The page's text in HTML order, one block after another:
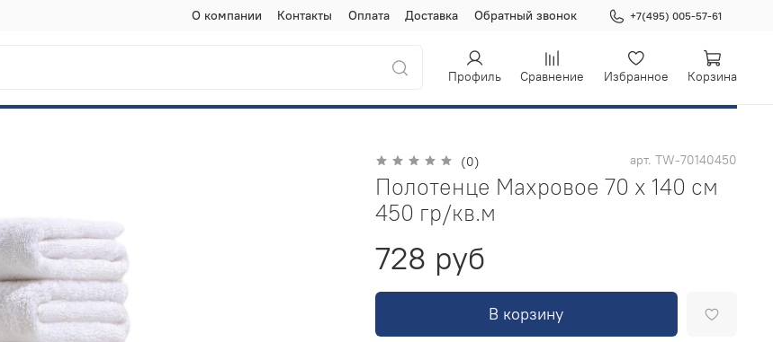
О компании Контакты Оплата Доставка Обратный звонок +7(495) 005-57-61
Профиль Сравнение Избранное Корзина
(0)
арт. TW-70140450
Полотенце Махровое 70 х 140 см
450 гр/кв.м
728 руб
В корзину